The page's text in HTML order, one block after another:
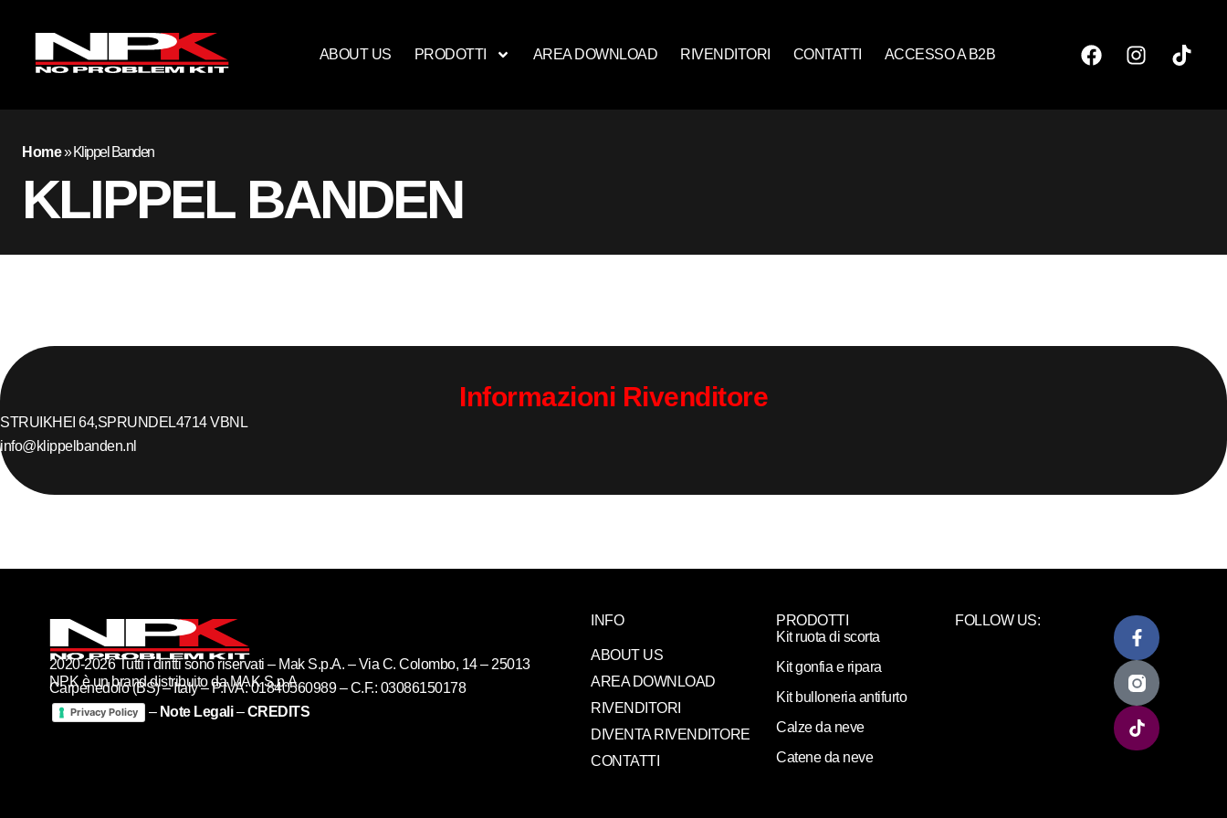
ABOUT US PRODOTTI AREA DOWNLOAD RIVENDITORI CONTATTI ACCESSO A B2B
Home»Klippel Banden
KLIPPEL BANDEN
Informazioni Rivenditore
STRUIKHEI 64,SPRUNDEL4714 VBNL
info@klippelbanden.nl
NPK è un brand distribuito da MAK S.p.A
2020-2026 Tutti i diritti sono riservati – Mak S.p.A. – Via C. Colombo, 14 – 25013
Carpenedolo (BS) – Italy – P.IVA: 01840560989 – C.F.: 03086150178
Privacy Policy – Note Legali–CREDITS
INFO
ABOUT US
AREA DOWNLOAD
RIVENDITORI
DIVENTA RIVENDITORE
CONTATTI
PRODOTTI
Kit ruota di scorta
Kit gonfia e ripara
Kit bulloneria antifurto
Calze da neve
Catene da neve
FOLLOW US: